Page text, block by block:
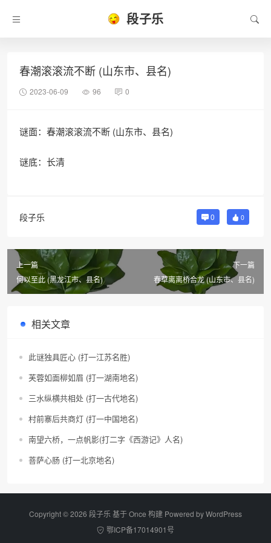
段子乐
春潮滚滚流不断 (山东市、县名)
2023-06-09 96 0
谜面：春潮滚滚流不断 (山东市、县名)
谜底：长清
段子乐 0 0
上一篇
何以至此 (黑龙江市、县名)
下一篇
春草离离桥合龙 (山东市、县名)
相关文章
此谜独具匠心 (打一江苏名胜)
芙蓉如面柳如眉 (打一湖南地名)
三水纵横共相处 (打一古代地名)
村前寨后共商灯 (打一中国地名)
南望六桥，一点帆影(打二字《西游记》人名)
菩萨心肠 (打一北京地名)
Copyright © 2026 段子乐 基于 Once 构建 Powered byWordPress
鄂ICP备17014901号